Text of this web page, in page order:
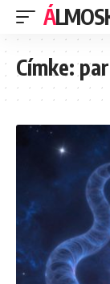
Címke: